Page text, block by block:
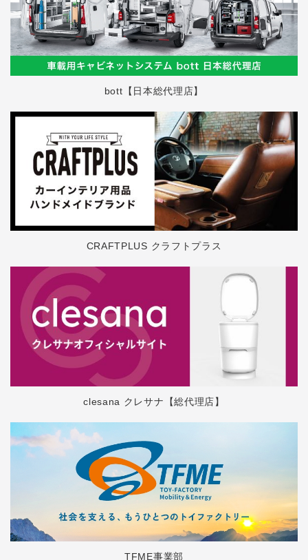
bott【日本総代理店】
CRAFTPLUS クラフトプラス
clesana クレサナ【総代理店】
TFME事業部